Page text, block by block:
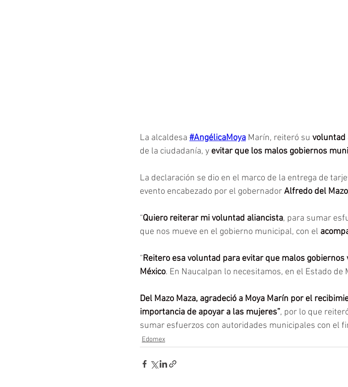
La alcaldesa #AngélicaMoya Marín, reiteró su voluntad
de la ciudadanía, y evitar que los malos gobiernos
La declaración se dio en el marco de la entrega de
evento encabezado por el gobernador Alfredo del
“Quiero reiterar mi voluntad aliancista, para sumar
que nos mueve en el gobierno municipal, con el
“Reitero esa voluntad para evitar que malos
México. En Naucalpan lo necesitamos, en el Estado de
Del Mazo Maza, agradeció a Moya Marín por el
importancia de apoyar a las mujeres”, por lo que
sumar esfuerzos con autoridades municipales con el
Edomex